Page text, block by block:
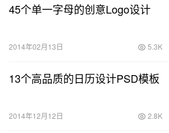
45个单一字母的创意Logo设计
2014年02月13日 5.3K
13个高品质的日历设计PSD模板
2014年12月12日 2.8K